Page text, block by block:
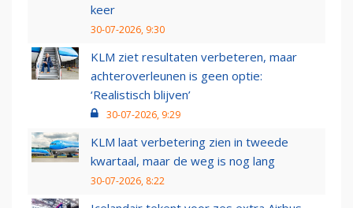
keer
30-07-2026, 9:30
KLM ziet resultaten verbeteren, maar
achteroverleunen is geen optie:
‘Realistisch blijven’
30-07-2026, 9:29
KLM laat verbetering zien in tweede
kwartaal, maar de weg is nog lang
30-07-2026, 8:22